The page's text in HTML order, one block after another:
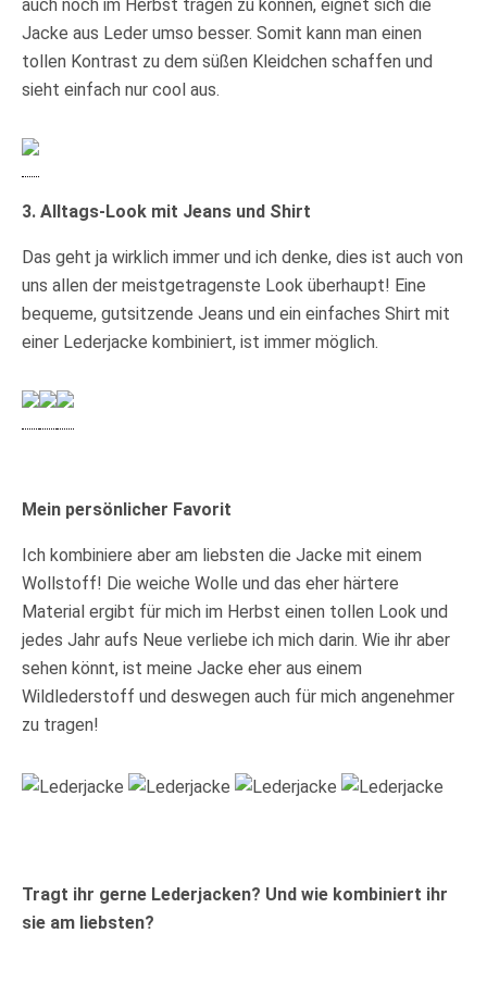
auch noch im Herbst tragen zu können, eignet sich die
Jacke aus Leder umso besser. Somit kann man einen
tollen Kontrast zu dem süßen Kleidchen schaffen und
sieht einfach nur cool aus.
3. Alltags-Look mit Jeans und Shirt
Das geht ja wirklich immer und ich denke, dies ist auch von
uns allen der meistgetragenste Look überhaupt! Eine
bequeme, gutsitzende Jeans und ein einfaches Shirt mit
einer Lederjacke kombiniert, ist immer möglich.
Mein persönlicher Favorit
Ich kombiniere aber am liebsten die Jacke mit einem
Wollstoff! Die weiche Wolle und das eher härtere
Material ergibt für mich im Herbst einen tollen Look und
jedes Jahr aufs Neue verliebe ich mich darin. Wie ihr aber
sehen könnt, ist meine Jacke eher aus einem
Wildlederstoff und deswegen auch für mich angenehmer
zu tragen!
Tragt ihr gerne Lederjacken? Und wie kombiniert ihr
sie am liebsten?